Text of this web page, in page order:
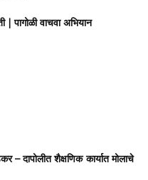
| पागोळी वाचवा अभियान
– दापोलीत शैक्षणिक कार्यात मोलाचे